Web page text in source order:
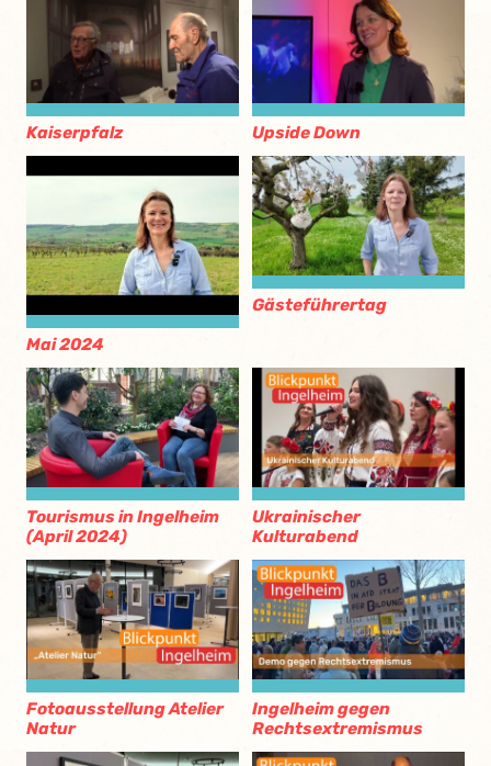
Kaiserpfalz Upside Down
Mai 2024
Gästeführertag
Tourismus in Ingelheim
(April 2024)
Ukrainischer
Kulturabend
Fotoausstellung Atelier
Natur
Ingelheim gegen
Rechtsextremismus